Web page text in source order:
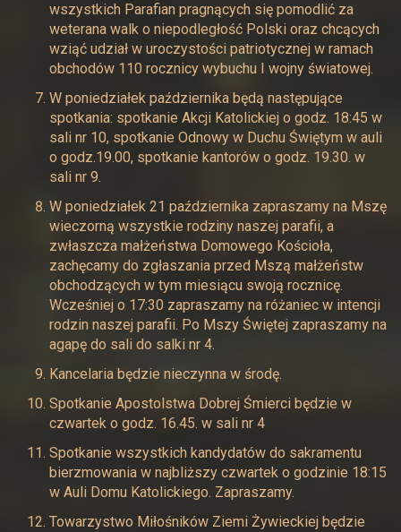
wszystkich Parafian pragnących się pomodlić za
weterana walk o niepodległość Polski oraz chcących
wziąć udział w uroczystości patriotycznej w ramach
obchodów 110 rocznicy wybuchu I wojny światowej.
W poniedziałek października będą następujące
spotkania: spotkanie Akcji Katolickiej o godz. 18:45 w
sali nr 10, spotkanie Odnowy w Duchu Świętym w auli
o godz.19.00, spotkanie kantorów o godz. 19.30. w
sali nr 9.
W poniedziałek 21 października zapraszamy na Mszę
wieczorną wszystkie rodziny naszej parafii, a
zwłaszcza małżeństwa Domowego Kościoła,
zachęcamy do zgłaszania przed Mszą małżeństw
obchodzących w tym miesiącu swoją rocznicę.
Wcześniej o 17:30 zapraszamy na różaniec w intencji
rodzin naszej parafii. Po Mszy Świętej zapraszamy na
agapę do sali do salki nr 4.
Kancelaria będzie nieczynna w środę.
Spotkanie Apostolstwa Dobrej Śmierci będzie w
czwartek o godz. 16.45. w sali nr 4
Spotkanie wszystkich kandydatów do sakramentu
bierzmowania w najbliższy czwartek o godzinie 18:15
w Auli Domu Katolickiego. Zapraszamy.
Towarzystwo Miłośników Ziemi Żywieckiej będzie